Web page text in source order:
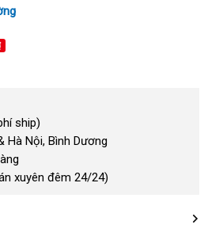
ship)
Hà Nội, Bình Dương
xuyên đêm 24/24)